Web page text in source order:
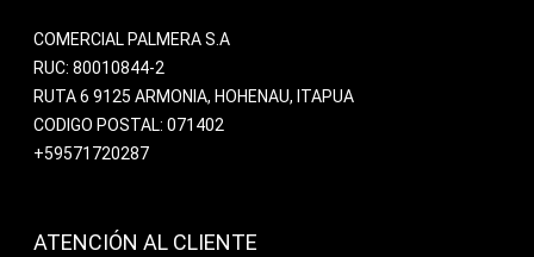
COMERCIAL PALMERA S.A
RUC: 80010844-2
RUTA 6 9125 ARMONIA, HOHENAU, ITAPUA
CODIGO POSTAL: 071402
+59571720287
ATENCIÓN AL CLIENTE